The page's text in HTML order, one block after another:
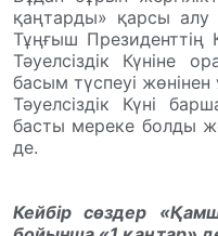
қаңтарды» қарсы
Тұңғыш Президенттің
Тәуелсіздік Күніне
басым түспеуі жөнінен
Тәуелсіздік Күні
басты мереке болды
де.
Кейбір сөздер